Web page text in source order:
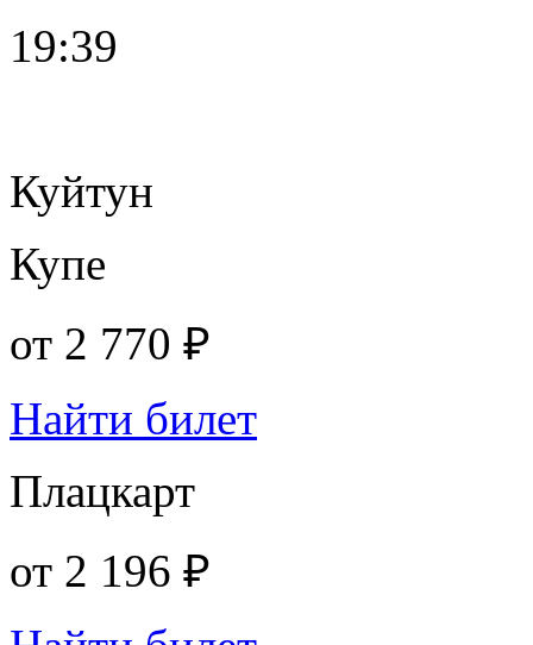
19:39
Куйтун
Купе
от 2 770 ₽
Найти билет
Плацкарт
от 2 196 ₽